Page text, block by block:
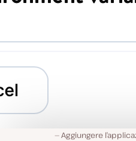
Aggiungere